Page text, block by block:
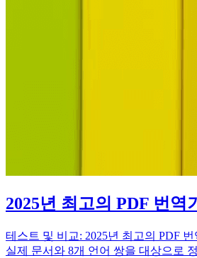
2025년 최고의 PDF 번역기
테스트 및 비교: 2025년 최고의 PDF
실제 문서와 8개 언어 쌍을 대상으로